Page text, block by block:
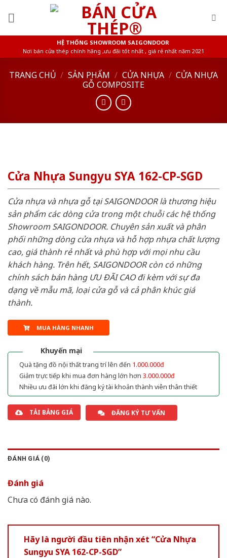
HỆ THỐNG SHOWROOM SAIGONDOOR
Nơi bán cửa thép chính hãng ,ưu đãi tốt nhất , giá rẻ nhất năm 2021
TRANG CHỦ / SẢN PHẨM / CỬA NHỰA / CỬA NHỰA
GỖ COMPOSITE
Cửa Nhựa Sungyu SYA 162-CP-SGD
Cửa nhựa và nhựa gỗ tại SAIGONDOOR là thương hiệu
sản phẩm các dòng cửa trong một chuỗi các hệ thống
Showroom SAIGONDOOR. Chuyên sản xuất và phân
phối những dòng cửa nhựa và hỗ hợp nhựa chất lượng
cao, giá thành rẻ nhất và phù hợp với mọi nhu cầu
khách hàng. Trên hết, SAIGONDOOR còn có những
chính sách bán hàng ƯU ĐÃI CAO đi kèm với sự đa
dạng về mẫu mã, loại cửa gỗ và cả phân khúc giá
thành.
MUA HÀNG NHANH
Khuyến mại
Quà tặng đồ nội thất trang trí lên đến 1.000.000đ
Giảm trực tiếp khi mua đơn hàng lớn hơn 3.000.000đ
Nhiều ưu đãi lớn khi đăng ký tài khoản thành viên thân thiết
TẢI BẢNG GIÁ ĐĂNG KÝ TƯ VẤN
ĐÁNH GIÁ (0)
Đánh giá
Chưa có đánh giá nào.
Hãy là người đầu tiên nhận xét “Cửa Nhựa
Sungyu SYA 162-CP-SGD”